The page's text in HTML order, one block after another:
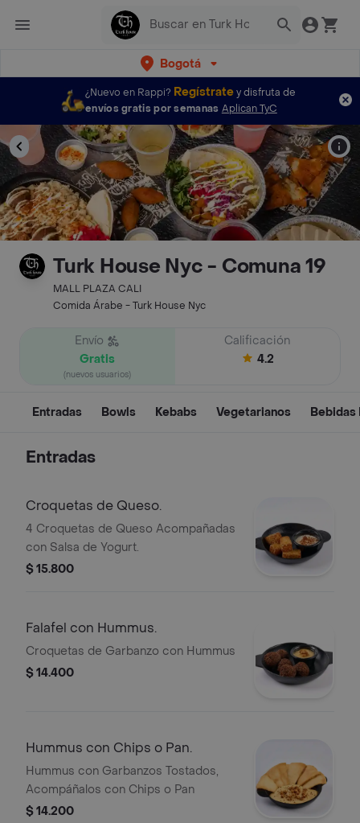
Bogotá
¿Nuevo en Rappi? Regístratey disfruta de
envíos gratis por semanas Aplican TyC
Turk House Nyc - Comuna 19
MALL PLAZA CALI
Comida Árabe - Turk House Nyc
Envío
Gratis
(nuevos usuarios)
Calificación
4.2
Entradas Bowls Kebabs Vegetarianos Bebidas
Entradas
Croquetas de Queso.
4 Croquetas de Queso Acompañadas
con Salsa de Yogurt.
$ 15.800
Falafel con Hummus.
Croquetas de Garbanzo con Hummus
$ 14.400
Hummus con Chips o Pan.
Hummus con Garbanzos Tostados,
Acompáñalos con Chips o Pan
$ 14.200